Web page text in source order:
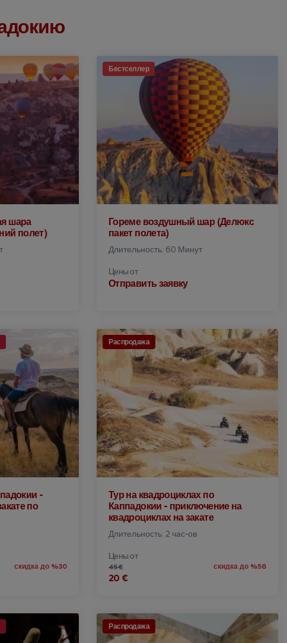
шара
полет)
Бестселлер
Гореме воздушный шар (Делюкс
пакет полета)
Длительность: 60 Минут
Цены от
Отправить заявку
-
по
скидка до %30
Распродажа
Тур на квадроциклах по
Каппадокии - приключение на
квадроциклах на закате
Длительность: 2 час-ов
Цены от
45 €
20 €
скидка до %56
Распродажа